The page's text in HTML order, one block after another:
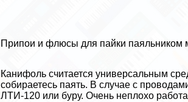
Припои и флюсы для пайки паяльником
Канифоль считается универсальным
собираетесь паять. В случае с
ЛТИ-120 или буру. Очень неплохо